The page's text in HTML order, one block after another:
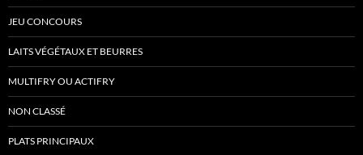
JEU CONCOURS
LAITS VÉGÉTAUX ET BEURRES
MULTIFRY OU ACTIFRY
NON CLASSÉ
PLATS PRINCIPAUX